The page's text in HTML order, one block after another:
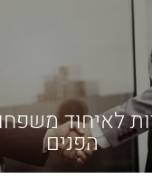
לאיחוד
הפנים